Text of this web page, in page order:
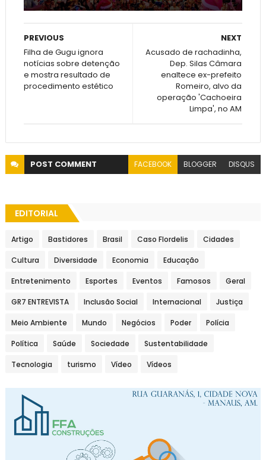
NEXT
Acusado de rachadinha,
Dep. Silas Câmara
enaltece ex-prefeito
Romeiro, alvo da
operação 'Cachoeira
Limpa', no AM
PREVIOUS
Filha de Gugu ignora
notícias sobre detenção
e mostra resultado de
procedimento estético
POST COMMENT FACEBOOK BLOGGER DISQUS
EDITORIAL
Artigo Bastidores Brasil Caso Flordelis Cidades
Cultura Diversidade Economia Educação
Entretenimento Esportes Eventos Famosos Geral
GR7 ENTREVISTA Inclusão Social Internacional Justiça
Meio Ambiente Mundo Negócios Poder Polícia
Política Saúde Sociedade Sustentabilidade
Tecnologia turismo Vídeo Vídeos